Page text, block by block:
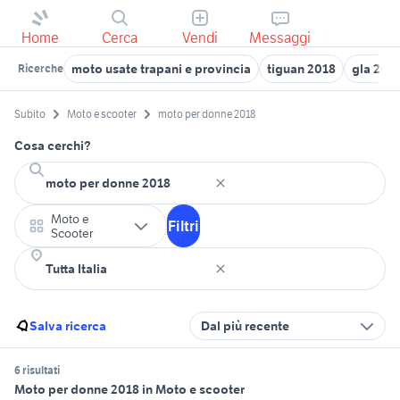
Home Cerca Vendi Messaggi
Ricerche moto usate trapani e provincia tiguan 2018 gla
Subito Moto e scooter moto per donne 2018
Cosa cerchi?
Moto e
Scooter
Filtri
Salva ricerca Dal più recente
6 risultati
Moto per donne 2018 in Moto e scooter